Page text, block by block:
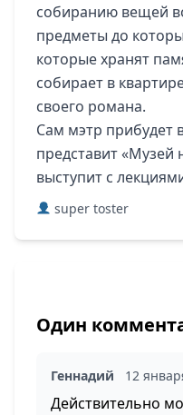
собиранию вещей
предметы до
которые хранят
собирает в
своего романа.
Сам мэтр прибудет
представит «Музей
выступит с
super toster
Один
Геннадий 12
Действительно